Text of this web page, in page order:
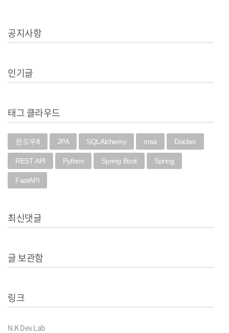
공지사항
인기글
태그 클라우드
윈도우8 JPA SQLAlchemy msa Docker
REST API Python Spring Boot Spring
FastAPI
최신댓글
글 보관함
링크
N.K Dev Lab